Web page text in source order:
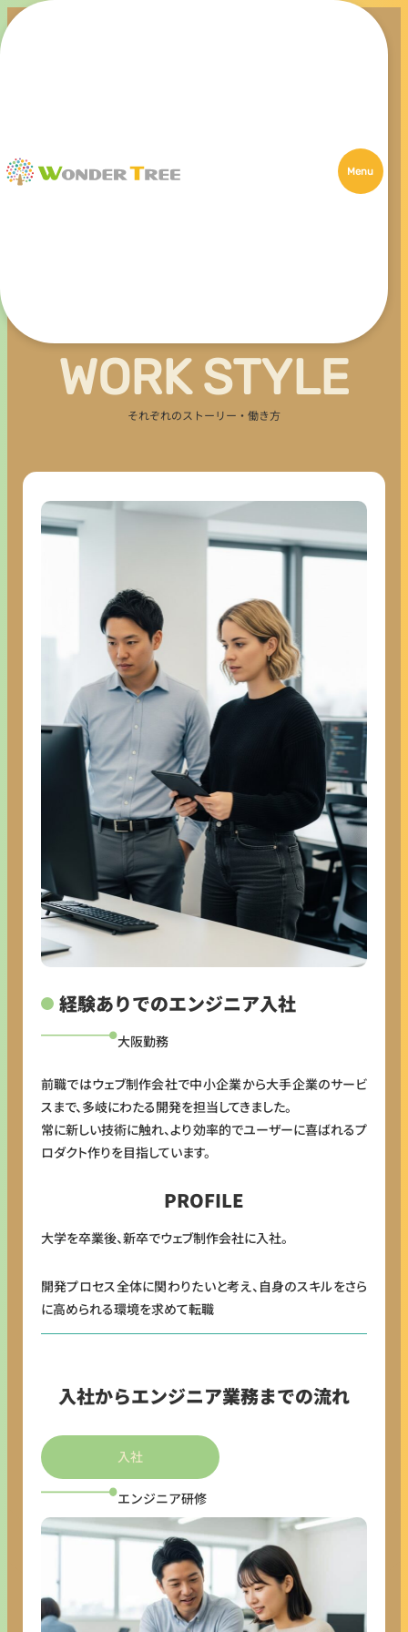
Menu
WORK STYLE
それぞれのストーリー・働き方
経験ありでのエンジニア入社
大阪勤務
前職ではウェブ制作会社で中小企業から大手企業のサービ
スまで、多岐にわたる開発を担当してきました。
常に新しい技術に触れ、より効率的でユーザーに喜ばれるプ
ロダクト作りを目指しています。
PROFILE
大学を卒業後、新卒でウェブ制作会社に入社。
開発プロセス全体に関わりたいと考え、自身のスキルをさら
に高められる環境を求めて転職
入社からエンジニア業務までの流れ
入社
エンジニア研修